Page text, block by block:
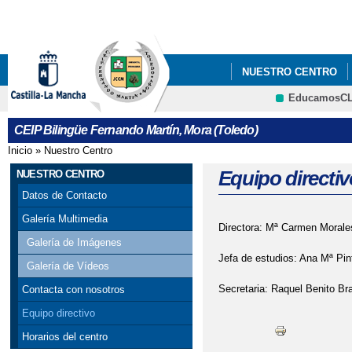
NUESTRO CENTRO
CEIP Bilingüe Fernando Martín, Mora (Toledo)
Se encuentra usted aquí
Inicio » Nuestro Centro
NUESTRO CENTRO
Datos de Contacto
Galería Multimedia
Galería de Imágenes
Galería de Vídeos
Contacta con nosotros
Equipo directivo
Horarios del centro
Equipo
Directora: Mª Carmen
Jefa de estudios: Ana Mª
Secretaria: Raquel Benito